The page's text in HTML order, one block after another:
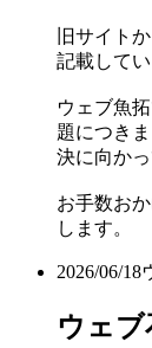
旧サイト
記載してい
ウェブ魚
題につき
決に向か
お手数お
します。
2026/06/18
ウェブ